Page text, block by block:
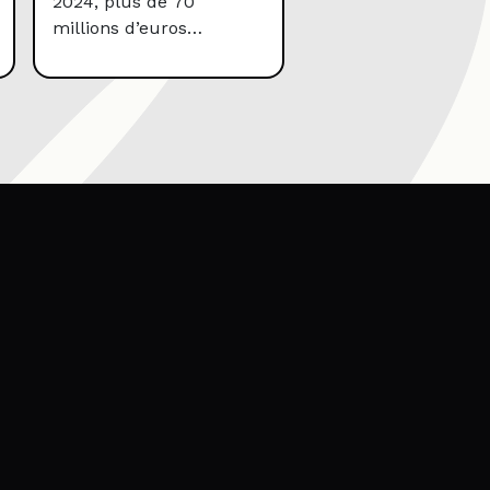
millions d’euros
infligés pour non-
sévérité accrue des